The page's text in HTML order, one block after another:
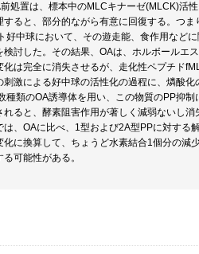
処置は、標本中のMLCキナーゼ(MLCK)活
すると、部分的ながら有意に回復する。つ
好中球において、その遊走能、食作用など
検討した。その結果、OAは、ホルボールエ
化は完全に消失させるが、走化性ペプチド
刺激による好中球の活性化の過程に、燐酸
種類のOA誘導体を用い、この物質のPP抑
れると、酵素阻害作用が著しく減弱ないし
は、OAに比べ、1型および2A型PPに対す
化に換算して、ちょうど水素結合1個分の減
る可能性がある。